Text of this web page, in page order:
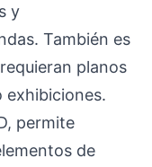
y
También es
planos
exhibiciones.
permite
de